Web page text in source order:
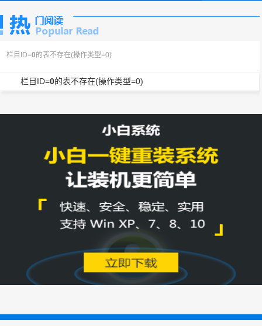
栏目ID=0的表不存在(操作类型=0)
栏目ID=0的表不存在(操作类型=0)